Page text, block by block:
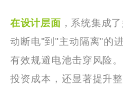
在设计层面 ，系统集成
动断电"到"主动隔离"的
有效规避电池击穿风险
投资成本，还显著提升